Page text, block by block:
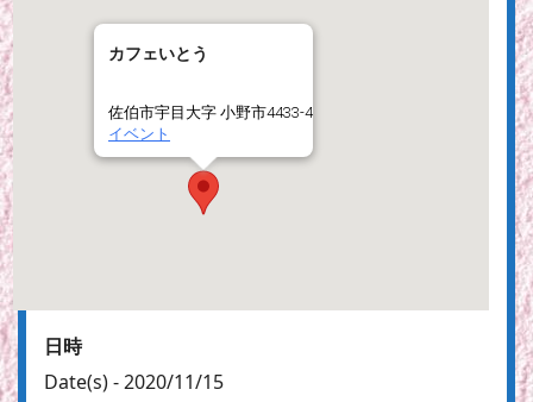
カフェいとう
佐伯市宇目大字 小野市4433-4
イベント
日時
Date(s) - 2020/11/15